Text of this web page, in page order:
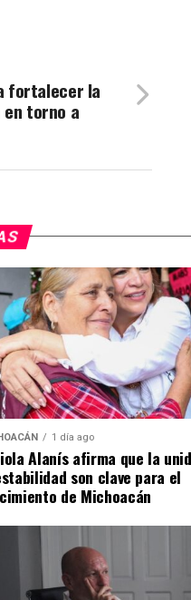
fortalecer la
en torno a
1 día ago
Alanís afirma que la
son clave para el
de Michoacán